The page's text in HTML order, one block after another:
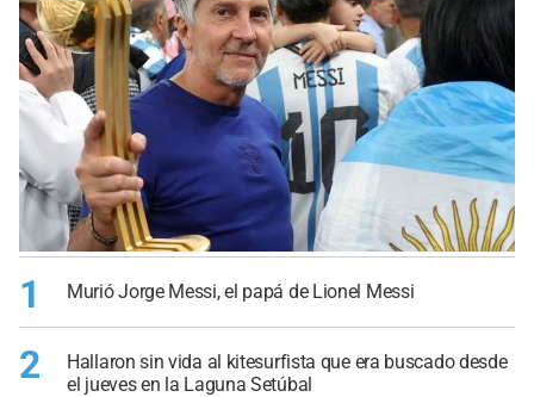
1 Murió Jorge Messi, el papá de Lionel Messi
2
Hallaron sin vida al kitesurfista que era buscado desde
el jueves en la Laguna Setúbal